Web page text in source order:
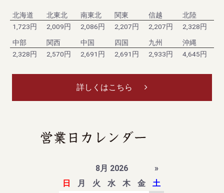
北海道
1,723円
北東北
2,009円
南東北
2,086円
関東
2,207円
信越
2,207円
北陸
2,328円
中部
2,328円
関西
2,570円
中国
2,691円
四国
2,691円
九州
2,933円
沖縄
4,645円
詳しくはこちら
8月 2026
»
日
月 火 水 木 金
土